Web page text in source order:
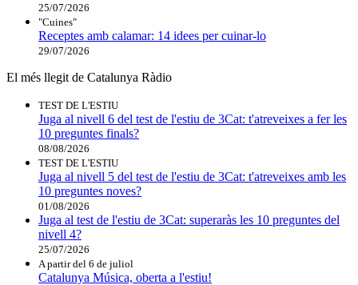
25/07/2026
"Cuines"
Receptes amb calamar: 14 idees per cuinar-lo
29/07/2026
El més llegit de Catalunya Ràdio
TEST DE L'ESTIU
Juga al nivell 6 del test de l'estiu de 3Cat: t'atreveixes a fer les
10 preguntes finals?
08/08/2026
TEST DE L'ESTIU
Juga al nivell 5 del test de l'estiu de 3Cat: t'atreveixes amb les
10 preguntes noves?
01/08/2026
Juga al test de l'estiu de 3Cat: superaràs les 10 preguntes del
nivell 4?
25/07/2026
A partir del 6 de juliol
Catalunya Música, oberta a l'estiu!